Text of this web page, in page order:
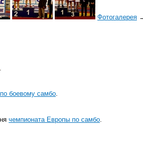
Фотогалерея
боевому самбо.
чемпионата Европы по самбо